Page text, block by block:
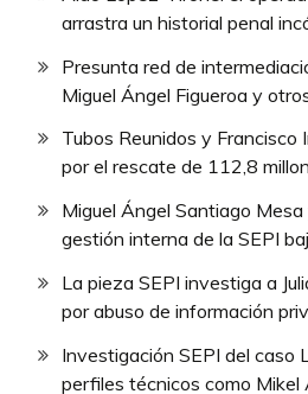
arrastra un historial penal
Presunta red de
Miguel Ángel Figueroa y
Tubos Reunidos y Francisco
por el rescate de 112,8
Miguel Ángel Santiago Mesa
gestión interna de la SEPI
La pieza SEPI investiga a
por abuso de información
Investigación SEPI del caso
perfiles técnicos como Mikel